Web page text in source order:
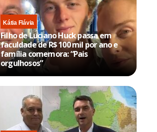
Kátia Flávia
Filho de Luciano Huck passa em
faculdade de R$ 100 mil por ano e
família comemora: “Pais
orgulhosos”